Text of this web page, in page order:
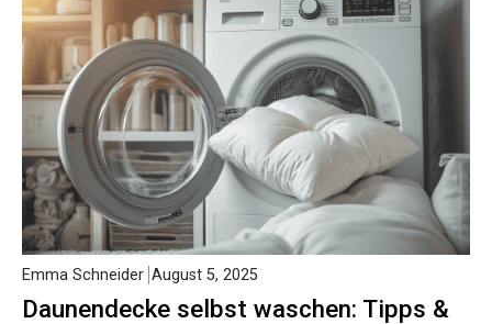
Daunendecke selbst waschen: Tipps &
Emma Schneider August 5, 2025